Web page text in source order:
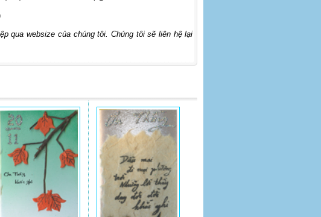
qua websize của chúng tôi. Chúng tôi sẽ liên hệ lại